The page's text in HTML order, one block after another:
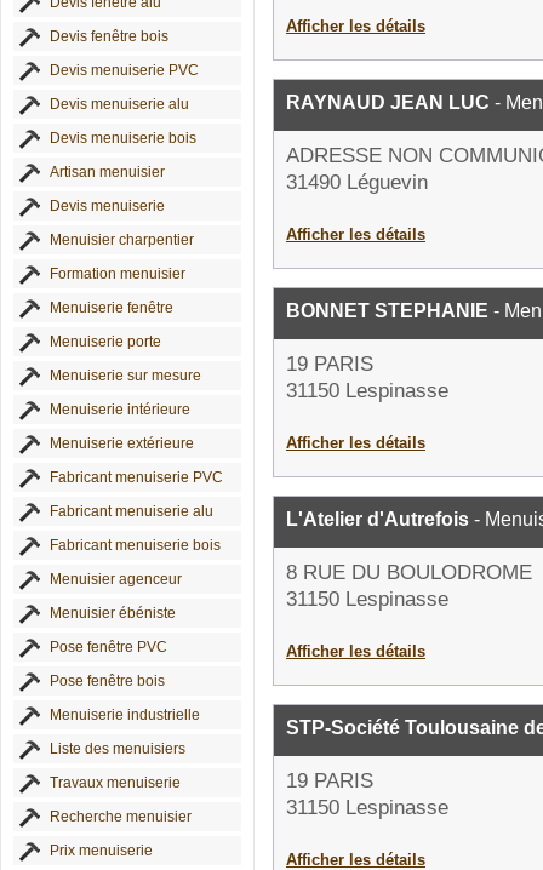
Devis fenêtre bois
Devis menuiserie PVC
Devis menuiserie alu
Devis menuiserie bois
Artisan menuisier
Devis menuiserie
Menuisier charpentier
Formation menuisier
Menuiserie fenêtre
Menuiserie porte
Menuiserie sur mesure
Menuiserie intérieure
Menuiserie extérieure
Fabricant menuiserie PVC
Fabricant menuiserie alu
Fabricant menuiserie bois
Menuisier agenceur
Menuisier ébéniste
Pose fenêtre PVC
Pose fenêtre bois
Menuiserie industrielle
Liste des menuisiers
Travaux menuiserie
Recherche menuisier
Prix menuiserie
Afficher les détails
RAYNAUD JEAN LUC -
ADRESSE NON
31490 Léguevin
Afficher les détails
BONNET STEPHANIE -
19 PARIS
31150 Lespinasse
Afficher les détails
L'Atelier d'Autrefois -
8 RUE DU BOULODROME
31150 Lespinasse
Afficher les détails
STP-Société Toulousaine
19 PARIS
31150 Lespinasse
Afficher les détails